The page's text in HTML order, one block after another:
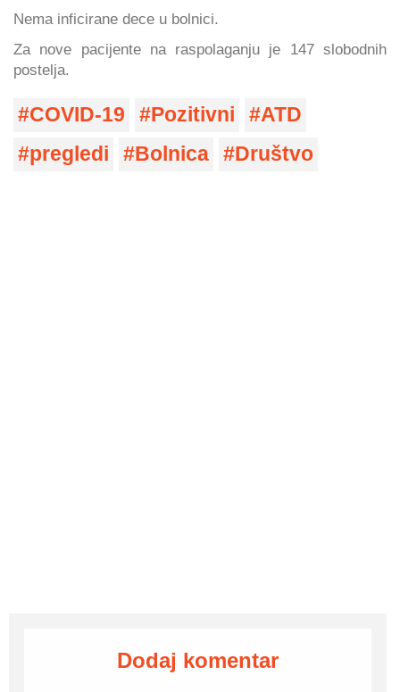
Nema inficirane dece u bolnici.
Za nove pacijente na raspolaganju je 147 slobodnih
postelja.
COVID-19 Pozitivni
ATD
pregledi
Bolnica Društvo
Dodaj komentar